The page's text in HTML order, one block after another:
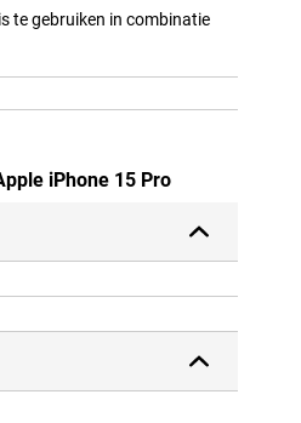
te gebruiken in combinatie
iPhone 15 Pro